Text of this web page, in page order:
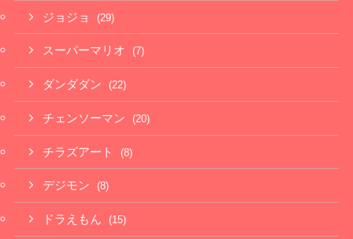
ジョジョ (29)
スーパーマリオ (7)
ダンダダン (22)
チェンソーマン (20)
チラズアート (8)
デジモン (8)
ドラえもん (15)